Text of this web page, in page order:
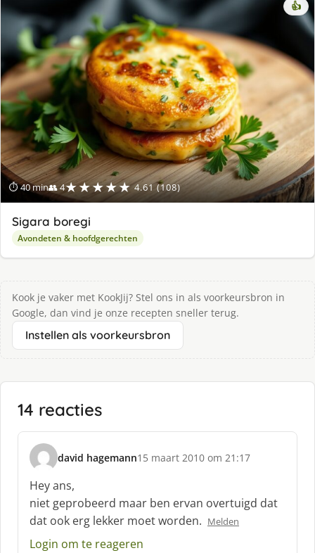
⏱ 40 min👥 4★★★★★ 4.61 (108)
👍
Sigara boregi
Avondeten & hoofdgerechten
Kook je vaker met KookJij? Stel ons in als voorkeursbron in
Google, dan vind je onze recepten sneller terug.
Instellen als voorkeursbron
14 reacties
david hagemann
s
c
h
r
e
e
15 maart 2010 om 21:17
Hey ans,
niet geprobeerd maar ben ervan overtuigd dat
dat ook erg lekker moet worden. Melden
Login om te reageren